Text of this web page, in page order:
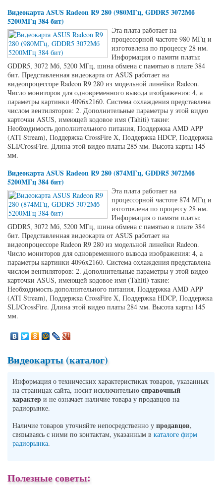
Видеокарта ASUS Radeon R9 280 (980МГц, GDDR5 3072Мб
5200МГц 384 бит)
Эта плата работает на
процессорной частоте 980 МГц и
изготовлена по процессу 28 нм.
Информация о памяти платы:
GDDR5, 3072 Мб, 5200 МГц, шина обмена с памятью в плате 384
бит. Представленная видеокарта от ASUS работает на
видеопроцессоре Radeon R9 280 из модельной линейки Radeon.
Число мониторов для одновременного вывода изображения: 4, а
параметры картинки 4096x2160. Система охлаждения представлена
числом вентиляторов: 2. Дополнительные параметры у этой видео
карточки ASUS, имеющей кодовое имя (Tahiti) такие:
Необходимость дополнительного питания, Поддержка AMD APP
(ATI Stream), Поддержка CrossFire X, Поддержка HDCP, Поддержка
SLI/CrossFire. Длина этой видео платы 285 мм. Высота карты 145
мм.
Видеокарта ASUS Radeon R9 280 (874МГц, GDDR5 3072Мб
5200МГц 384 бит)
Эта плата работает на
процессорной частоте 874 МГц и
изготовлена по процессу 28 нм.
Информация о памяти платы:
GDDR5, 3072 Мб, 5200 МГц, шина обмена с памятью в плате 384
бит. Представленная видеокарта от ASUS работает на
видеопроцессоре Radeon R9 280 из модельной линейки Radeon.
Число мониторов для одновременного вывода изображения: 4, а
параметры картинки 4096x2160. Система охлаждения представлена
числом вентиляторов: 2. Дополнительные параметры у этой видео
карточки ASUS, имеющей кодовое имя (Tahiti) такие:
Необходимость дополнительного питания, Поддержка AMD APP
(ATI Stream), Поддержка CrossFire X, Поддержка HDCP, Поддержка
SLI/CrossFire. Длина этой видео платы 284 мм. Высота карты 145
мм.
Видеокарты (каталог)
Информация о технических характеристиках товаров, указанных
на страницах сайта, носит исключительно справочный
характер и не означает наличие товара у продавцов на
радиорынке.
Наличие товаров уточняйте непосредственно у продавцов,
связываясь с ними по контактам, указанным в каталоге фирм
радиорынка.
Полезные советы: